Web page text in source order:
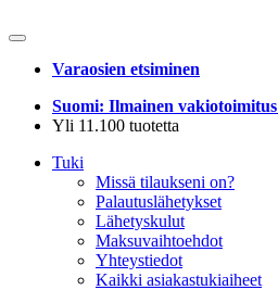
Varaosien etsiminen
Suomi: Ilmainen vakiotoimitus
Yli 11.100 tuotetta
Tuki
Missä tilaukseni on?
Palautuslähetykset
Lähetyskulut
Maksuvaihtoehdot
Yhteystiedot
Kaikki asiakastukiaiheet